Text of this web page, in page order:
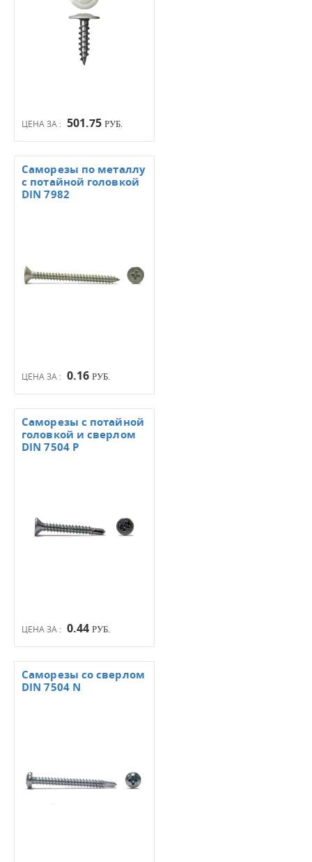
ЦЕНА ЗА : 501.75 РУБ.
ЦЕНА ЗА : 0.16 РУБ.
Саморезы по металлу
с потайной головкой
DIN 7982
ЦЕНА ЗА : 0.44 РУБ.
Саморезы с потайной
головкой и сверлом
DIN 7504 Р
Саморезы со сверлом
DIN 7504 N